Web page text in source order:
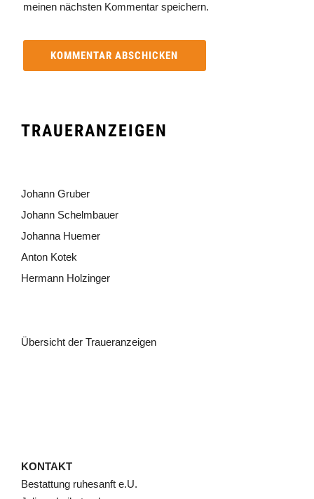
meinen nächsten Kommentar speichern.
TRAUERANZEIGEN
Johann Gruber
Johann Schelmbauer
Johanna Huemer
Anton Kotek
Hermann Holzinger
Übersicht der Traueranzeigen
KONTAKT
Bestattung ruhesanft e.U.